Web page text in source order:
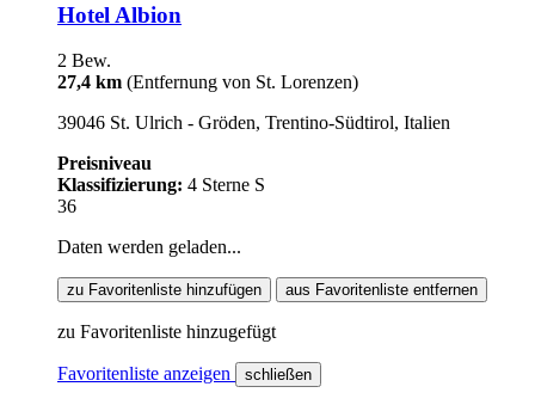
Hotel Albion
2 Bew.
27,4 km (Entfernung von St. Lorenzen)
39046 St. Ulrich - Gröden, Trentino-Südtirol, Italien
Preisniveau
Klassifizierung: 4 Sterne S
36
Daten werden geladen...
zu Favoritenliste hinzufügen aus Favoritenliste entfernen
zu Favoritenliste hinzugefügt
Favoritenliste anzeigen schließen